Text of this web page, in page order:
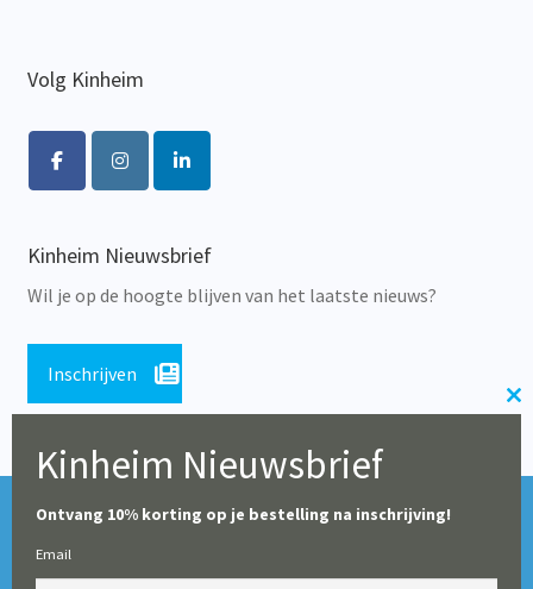
Volg Kinheim
Kinheim Nieuwsbrief
Wil je op de hoogte blijven van het laatste nieuws?
Inschrijven
© Alle rechten voorbehouden 2026 | Educatieve Uitgeverij
Tijdens de zomerperiode blijft onze webshop geopend,
Kinheim Nieuwsbrief
Ontvang 10% korting op je bestelling na inschrijving!
Email